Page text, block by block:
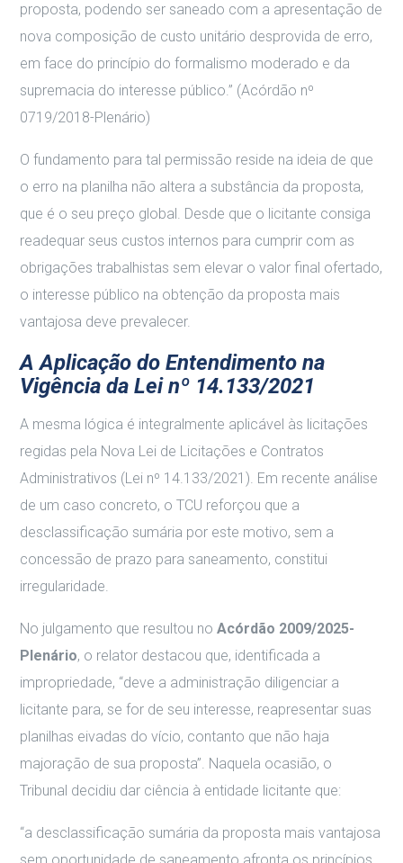
proposta, podendo ser saneado com a apresentação de
nova composição de custo unitário desprovida de erro,
em face do princípio do formalismo moderado e da
supremacia do interesse público.” (Acórdão nº
0719/2018-Plenário)
O fundamento para tal permissão reside na ideia de que
o erro na planilha não altera a substância da proposta,
que é o seu preço global. Desde que o licitante consiga
readequar seus custos internos para cumprir com as
obrigações trabalhistas sem elevar o valor final ofertado,
o interesse público na obtenção da proposta mais
vantajosa deve prevalecer.
A Aplicação do Entendimento na
Vigência da Lei nº 14.133/2021
A mesma lógica é integralmente aplicável às licitações
regidas pela Nova Lei de Licitações e Contratos
Administrativos (Lei nº 14.133/2021). Em recente análise
de um caso concreto, o TCU reforçou que a
desclassificação sumária por este motivo, sem a
concessão de prazo para saneamento, constitui
irregularidade.
No julgamento que resultou noAcórdão 2009/2025-
Plenário, o relator destacou que, identificada a
impropriedade, “deve a administração diligenciar a
licitante para, se for de seu interesse, reapresentar suas
planilhas eivadas do vício, contanto que não haja
majoração de sua proposta”. Naquela ocasião, o
Tribunal decidiu dar ciência à entidade licitante que:
“a desclassificação sumária da proposta mais vantajosa